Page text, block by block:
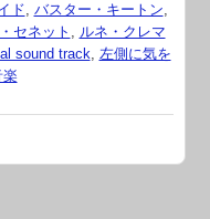
ド, バスター・キートン,
セネット , ルネ・クレマ
sound track, 左側に気を
楽